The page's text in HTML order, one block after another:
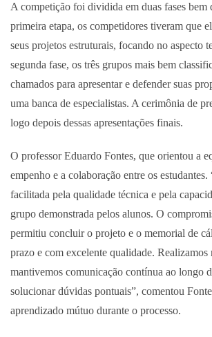
A competição foi dividida em duas fases bem
primeira etapa, os competidores tiveram que
seus projetos estruturais, focando no aspecto
segunda fase, os três grupos mais bem
chamados para apresentar e defender suas
uma banca de especialistas. A cerimônia de
logo depois dessas apresentações finais.
O professor Eduardo Fontes, que orientou a
empenho e a colaboração entre os
facilitada pela qualidade técnica e pela
grupo demonstrada pelos alunos. O
permitiu concluir o projeto e o memorial de
prazo e com excelente qualidade. Realizamos
mantivemos comunicação contínua ao longo
solucionar dúvidas pontuais”, comentou
aprendizado mútuo durante o processo.